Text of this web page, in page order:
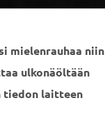
mielenrauhaa niin
ulkonäöltään
tiedon laitteen